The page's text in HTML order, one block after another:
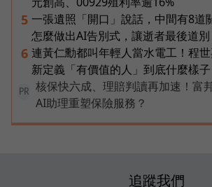
5 一張遺照「開口」說話，中間有8道
怎麼做出AI告別式，讓逝者最後道別
6 連黃仁勳都叫年輕人當水電工！程
新定義「有價值的人」到底什麼樣子
PR
核保快六成、理賠判讀再加速！富
AI助理重塑保險服務？
追蹤我們